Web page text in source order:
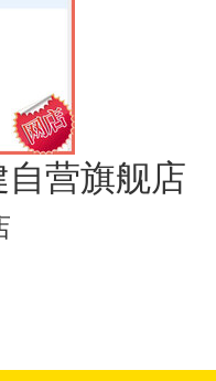
营旗舰店